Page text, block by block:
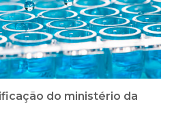
do ministério da